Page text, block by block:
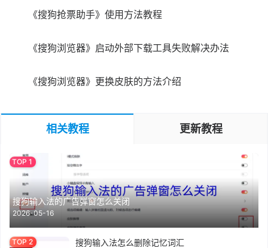
《搜狗抢票助手》使用方法教程
《搜狗浏览器》启动外部下载工具失败解决办法
《搜狗浏览器》更换皮肤的方法介绍
相关教程 更新教程
搜狗输入法的广告弹窗怎么关闭
2026-05-16
搜狗输入法怎么删除记忆词汇